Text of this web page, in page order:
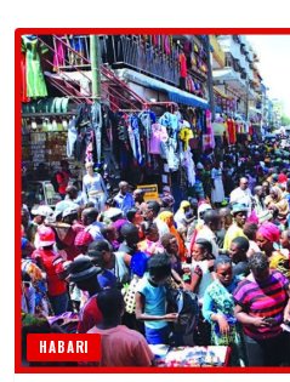
HABARI